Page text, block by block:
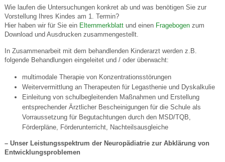
Wie laufen die Untersuchungen konkret ab und was benötigen Sie zur
Vorstellung Ihres Kindes am 1. Termin?
Hier haben wir für Sie ein Elternmerkblattund einen Fragebogenzum
Download und Ausdrucken zusammengestellt.
In Zusammenarbeit mit dem behandlenden Kinderarzt werden z.B.
folgende Behandlungen eingeleitet und / oder überwacht:
multimodale Therapie von Konzentrationsstörungen
Weitervermittlung an Therapeuten für Legasthenie und Dyskalkulie
Einleitung von schulbegleitenden Maß­nahmen und Erstellung
entsprechender Ärztlicher Beschei­nigungen für die Schule als
Vorraussetzung für Begutachtungen durch den MSD/TQB,
Förderpläne, Förderunterricht, Nachteilsausgleiche
– Unser Leistungsspektrum der Neuro­pädiatrie zur Abklärung von
Entwicklungsproblemen